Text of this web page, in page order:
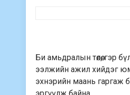
Би амьдралын төлөө, гэр
ээлжийн ажил хийдэг
эхнэрийн маань гаргаж